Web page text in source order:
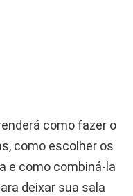
como fazer o
como escolher os
e como combiná-la
deixar sua sala